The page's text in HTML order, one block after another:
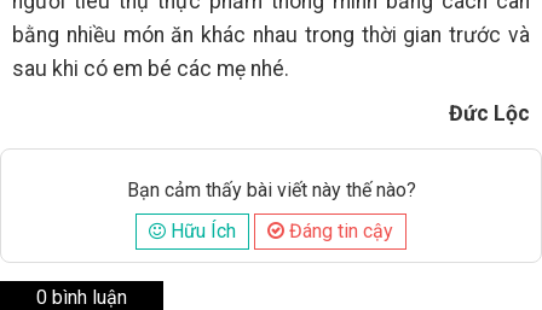
bằng nhiều món ăn khác nhau trong thời gian trước và
sau khi có em bé các mẹ nhé.
Đức Lộc
Bạn cảm thấy bài viết này thế nào?
Hữu Ích
Đáng tin cậy
0 bình luận